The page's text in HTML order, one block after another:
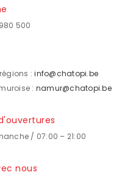
500
:info@chatopi.be
: namur@chatopi.be
/ 07:00 – 21:00
nous